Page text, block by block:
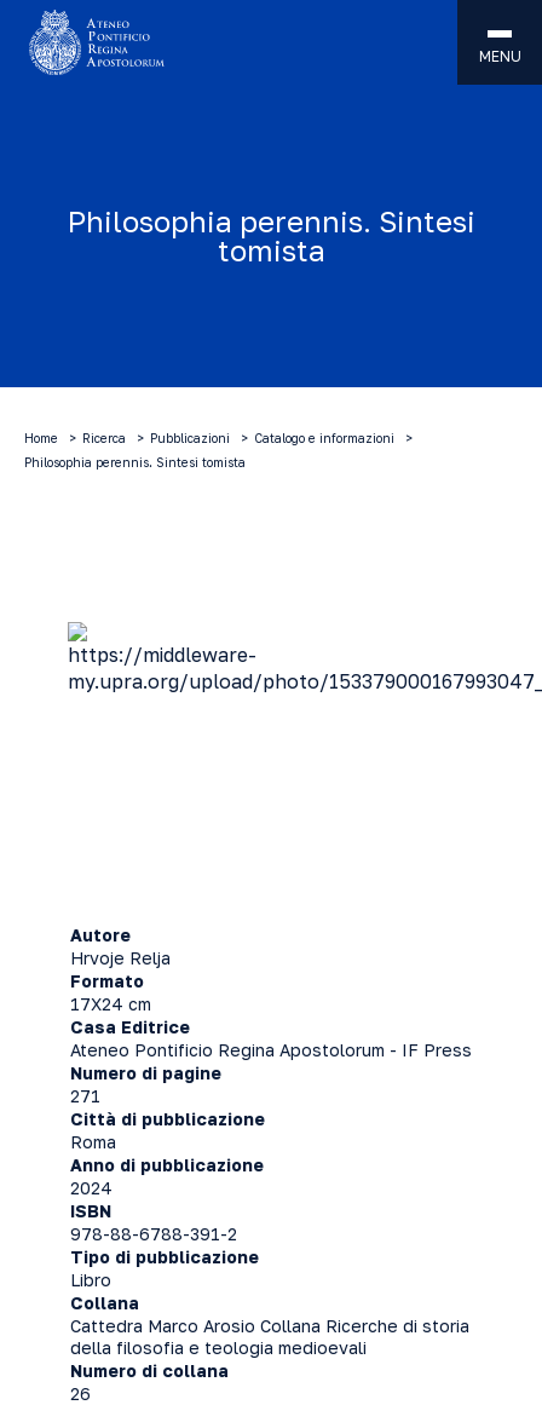
MENU
Philosophia perennis. Sintesi
tomista
Home Ricerca Pubblicazioni
Catalogo e informazioni
Philosophia perennis. Sintesi tomista
Autore
Hrvoje Relja
Formato
17X24 cm
Casa Editrice
Ateneo Pontificio Regina Apostolorum - IF Press
Numero di pagine
271
Città di pubblicazione
Roma
Anno di pubblicazione
2024
ISBN
978-88-6788-391-2
Tipo di pubblicazione
Libro
Collana
Cattedra Marco Arosio Collana Ricerche di storia
della filosofia e teologia medioevali
Numero di collana
26